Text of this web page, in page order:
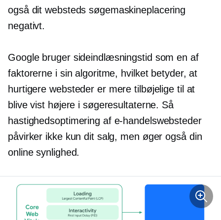
også dit websteds søgemaskineplacering
negativt.
Google bruger sideindlæsningstid som en af ​​
faktorerne i sin algoritme, hvilket betyder, at
hurtigere websteder er mere tilbøjelige til at
blive vist højere i søgeresultaterne. Så
hastighedsoptimering af e-handelswebsteder
påvirker ikke kun dit salg, men øger også din
online synlighed.